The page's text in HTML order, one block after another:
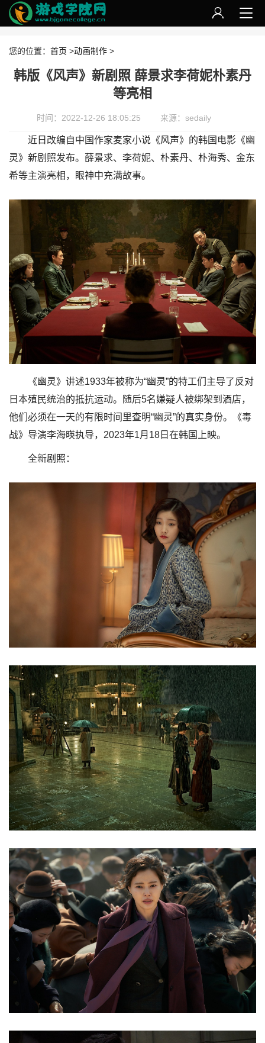
您的位置： 首页 >动画制作 >
韩版《风声》新剧照 薛景求李荷妮朴素丹
等亮相
时间：2022-12-26 18:05:25 来源：sedaily
近日改编自中国作家麦家小说《风声》的韩国电影《幽
灵》新剧照发布。薛景求、李荷妮、朴素丹、朴海秀、金东
希等主演亮相，眼神中充满故事。
《幽灵》讲述1933年被称为“幽灵”的特工们主导了反对
日本殖民统治的抵抗运动。随后5名嫌疑人被绑架到酒店，
他们必须在一天的有限时间里查明“幽灵”的真实身份。《毒
战》导演李海暎执导，2023年1月18日在韩国上映。
全新剧照：